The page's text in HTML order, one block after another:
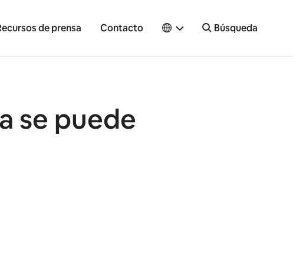
de prensa Contacto Búsqueda
se puede